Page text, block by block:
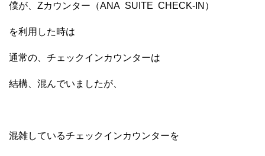
僕が、Zカウンター（ANA SUITE CHECK-IN）
を利用した時は
通常の、チェックインカウンターは
結構、混んでいましたが、
混雑しているチェックインカウンターを